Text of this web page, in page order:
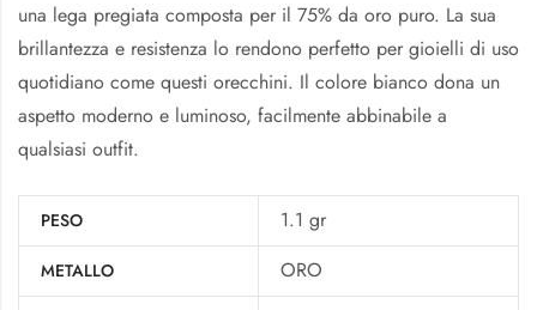
una lega pregiata composta per il 75% da oro puro. La sua
brillantezza e resistenza lo rendono perfetto per gioielli di uso
quotidiano come questi orecchini. Il colore bianco dona un
aspetto moderno e luminoso, facilmente abbinabile a
qualsiasi outfit.
PESO 1.1 gr
METALLO ORO